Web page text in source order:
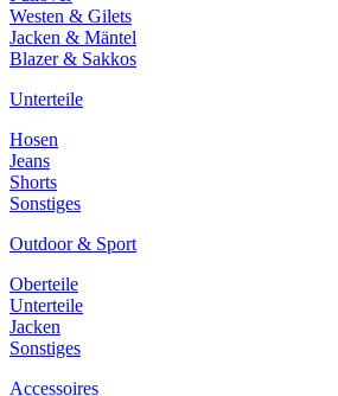
Westen & Gilets
Jacken & Mäntel
Blazer & Sakkos
Unterteile
Hosen
Jeans
Shorts
Sonstiges
Outdoor & Sport
Oberteile
Unterteile
Jacken
Sonstiges
Accessoires